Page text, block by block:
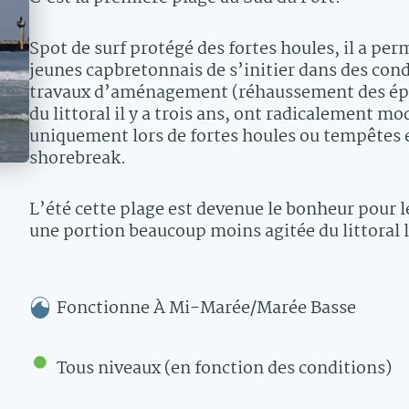
Spot de surf protégé des fortes houles, il a
jeunes capbretonnais de s’initier dans des
travaux d’aménagement (réhaussement des
du littoral il y a trois ans, ont radicalement
uniquement lors de fortes houles ou
shorebreak.
L’été cette plage est devenue le bonheur pour
une portion beaucoup moins agitée du littoral
Fonctionne ÀMi-Marée/marée Basse
Tous niveaux(en fonction des conditions)